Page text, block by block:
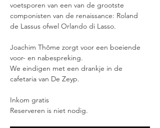
voetsporen van een van de grootste
componisten van de renaissance: Roland
de Lassus ofwel Orlando di Lasso.
Joachim Thôme zorgt voor een boeiende
voor- en nabespreking.
We eindigen met een drankje in de
cafetaria van De Zeyp.
Inkom gratis
Reserveren is niet nodig.